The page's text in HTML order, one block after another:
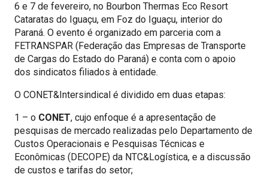
6 e 7 de fevereiro, no Bourbon Thermas Eco Resort
Cataratas do Iguaçu, em Foz do Iguaçu, interior do
Paraná. O evento é organizado em parceria com a
FETRANSPAR (Federação das Empresas de Transporte
de Cargas do Estado do Paraná) e conta com o apoio
dos sindicatos filiados à entidade.
O CONET&Intersindical é dividido em duas etapas:
1 – o CONET, cujo enfoque é a apresentação de
pesquisas de mercado realizadas pelo Departamento de
Custos Operacionais e Pesquisas Técnicas e
Econômicas (DECOPE) da NTC&Logística, e a discussão
de custos e tarifas do setor;